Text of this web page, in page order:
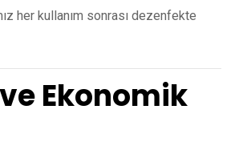
her kullanım sonrası dezenfekte
Ekonomik